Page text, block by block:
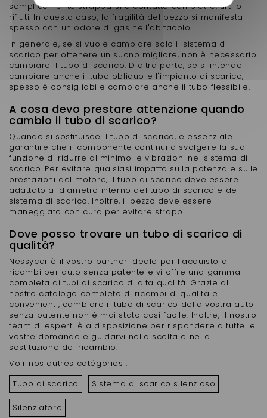
semplicemente strapparsi a contatto con pietre, urti o
rifiuti. In questo caso, la fragilità del pezzo si manifesta
spesso con un odore di gas nell'abitacolo.
In generale, se si vuole cambiare solo il sistema di
scarico per ottenere un suono migliore, non è necessario
cambiare il tubo di scarico. D'altra parte, se si intende
cambiare anche il tubo obliquo e l'impianto di scarico,
spesso è consigliabile cambiare anche il tubo flessibile.
A cosa devo prestare attenzione quando
cambio il tubo di scarico?
Quando si sostituisce il tubo di scarico, è essenziale
garantire che il componente continui a svolgere la sua
funzione di ridurre al minimo le vibrazioni nel sistema di
scarico. Per evitare qualsiasi impatto sulla potenza e sulle
prestazioni del motore, il tubo di scarico deve essere
adattato al diametro interno del tubo di scarico e del
sistema di scarico. Inoltre, il pezzo deve essere
maneggiato con cura per evitare strappi.
Dove posso trovare un tubo di scarico di
qualità?
Nessycar è il vostro partner ideale per l'acquisto di
ricambi per auto senza patente e vi offre una gamma
completa di tubi di scarico di alta qualità. Grazie al
nostro catalogo completo di ricambi di qualità e
convenienti, cambiare il tubo di scarico della vostra auto
senza patente non è mai stato così facile. Inoltre, il nostro
team di esperti è a disposizione per rispondere a tutte le
vostre domande e guidarvi nella scelta e nella
sostituzione del ricambio.
Voir nos autres catégories :
Tubo di scarico
Sistema di scarico silenzioso
Silenziatore